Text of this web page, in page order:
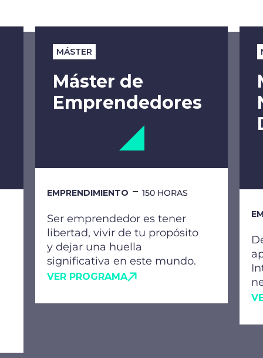
MÁSTER
Máster de
Emprendedores
EMPRENDIMIENTO 150 HORAS
Ser emprendedor es tener
libertad, vivir de tu propósito
y dejar una huella
significativa en este mundo.
VER PROGRAMA